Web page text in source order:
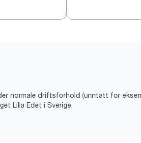
normale driftsforhold (unntatt for
Lilla Edet i Sverige.